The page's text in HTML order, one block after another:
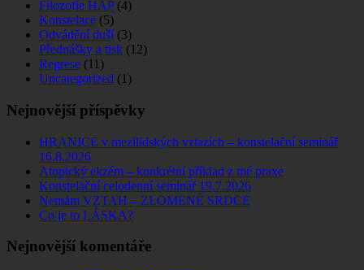
Filozofie HAP(4)
Konstelace (5)
Odvádění duší(3)
Přednášky a tisk (12)
Regrese (11)
Uncategorized (1)
Nejnovější příspěvky
HRANICE v mezilidských vztazích – konstelační seminář
16.8.2026
Atopický ekzém – konkrétní příklad z mé praxe
Konstelační celodenní seminář 19.7.2026
Nemám VZTAH – ZLOMENÉ SRDCE
Co je to LÁSKA?
Nejnovější komentáře